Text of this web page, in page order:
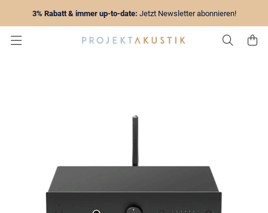
3% Rabatt & immer up-to-date: Jetzt Newsletter abonnieren!
Zur